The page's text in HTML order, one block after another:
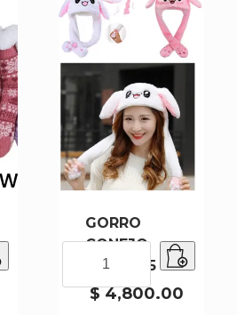
GORRO
CONEJO
ZAP-2145
$4,800.00
CONEJO
ZAP-